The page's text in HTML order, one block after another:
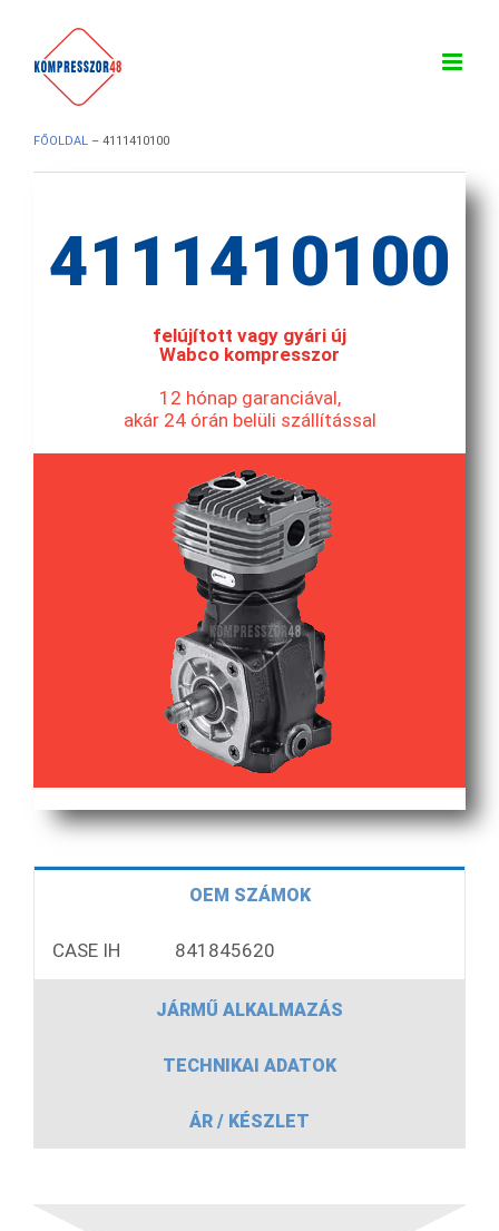
FŐOLDAL – 4111410100
4111410100
felújított vagy gyári új
Wabco kompresszor
12 hónap garanciával,
akár 24 órán belüli szállítással
OEM SZÁMOK
CASE IH 841845620
JÁRMŰ ALKALMAZÁS
TECHNIKAI ADATOK
ÁR / KÉSZLET